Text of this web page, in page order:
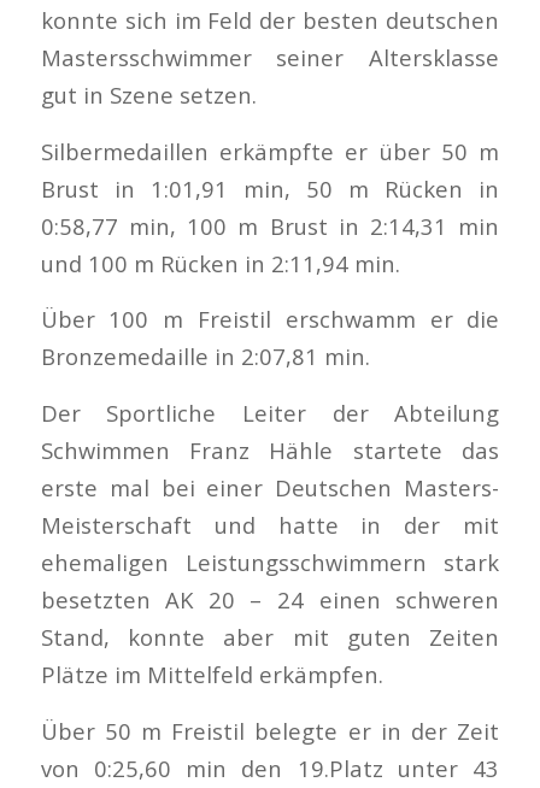
konnte sich im Feld der besten deutschen
Mastersschwimmer seiner Altersklasse
gut in Szene setzen.
Silbermedaillen erkämpfte er über 50 m
Brust in 1:01,91 min, 50 m Rücken in
0:58,77 min, 100 m Brust in 2:14,31 min
und 100 m Rücken in 2:11,94 min.
Über 100 m Freistil erschwamm er die
Bronzemedaille in 2:07,81 min.
Der Sportliche Leiter der Abteilung
Schwimmen Franz Hähle startete das
erste mal bei einer Deutschen Masters-
Meisterschaft und hatte in der mit
ehemaligen Leistungsschwimmern stark
besetzten AK 20 – 24 einen schweren
Stand, konnte aber mit guten Zeiten
Plätze im Mittelfeld erkämpfen.
Über 50 m Freistil belegte er in der Zeit
von 0:25,60 min den 19.Platz unter 43